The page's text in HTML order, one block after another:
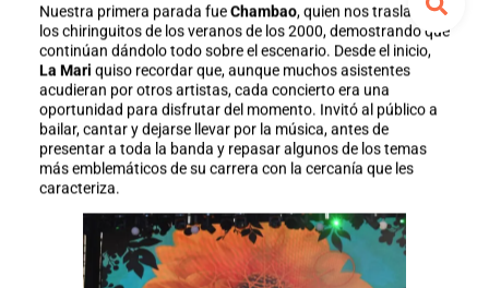
Nuestra primera parada fueChambao, quien nos trasladó a
los chiringuitos de los veranos de los 2000, demostrando que
continúan dándolo todo sobre el escenario. Desde el inicio,
La Mari quiso recordar que, aunque muchos asistentes
acudieran por otros artistas, cada concierto era una
oportunidad para disfrutar del momento. Invitó al público a
bailar, cantar y dejarse llevar por la música, antes de
presentar a toda la banda y repasar algunos de los temas
más emblemáticos de su carrera con la cercanía que les
caracteriza.